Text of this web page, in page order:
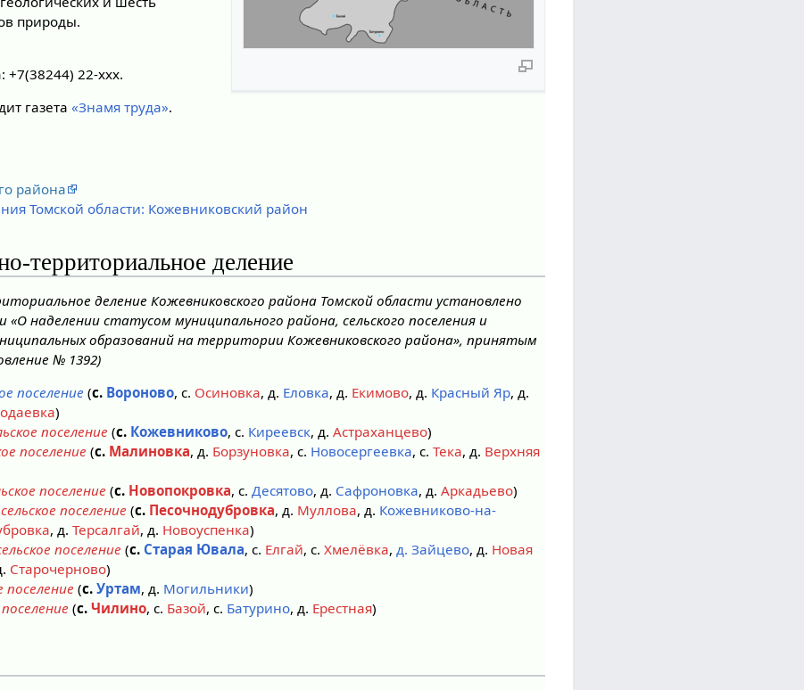
природы.
22-ххх.
газета«Знамя труда».
района
Томской области: Кожевниковский район
территориальное деление
деление Кожевниковского района Томской области установлено
«О наделении статусом муниципального района, сельского поселения и
образований на территории Кожевниковского района», принятым
№ 1392)
поселение (с. Вороново, с. Осиновка, д. Еловка, д. Екимово, д. Красный Яр, д.
)
поселение (с. Кожевниково, с. Киреевск, д.Астраханцево)
поселение (с. Малиновка, д. Борзуновка, с. Новосергеевка, с.Тека, д. Верхняя
поселение (с. Новопокровка, с.Десятово, д. Сафроновка, д.Аркадьево)
поселение (с. Песочнодубровка, д. Муллова, д. Кожевниково-на-
, д.Терсалгай, д. Новоуспенка)
поселение (с. Старая Ювала, с. Елгай, с.Хмелёвка,д. Зайцево, д. Новая
Старочерново)
поселение (с.Уртам, д. Могильники)
(с.Чилино, с. Базой, с. Батурино, д. Ерестная)